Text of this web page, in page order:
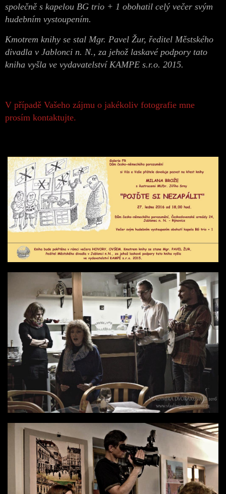
společně s kapelou BG trio + 1 obohatil celý večer svým
hudebním vystoupením.
Kmotrem knihy se stal Mgr. Pavel Žur, ředitel Městského
divadla v Jablonci n. N., za jehož laskavé podpory tato
kniha vyšla ve vydavatelství KAMPE s.r.o. 2015.
V případě Vašeho zájmu o jakékoliv fotografie mne
prosím kontaktujte.